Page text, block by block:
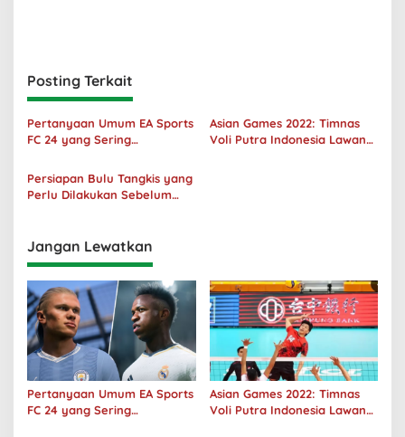
Posting Terkait
Pertanyaan Umum EA Sports
FC 24 yang Sering
Asian Games 2022: Timnas
Voli Putra Indonesia Lawan
Persiapan Bulu Tangkis yang
Perlu Dilakukan Sebelum
Jangan Lewatkan
Pertanyaan Umum EA Sports
FC 24 yang Sering
Asian Games 2022: Timnas
Voli Putra Indonesia Lawan